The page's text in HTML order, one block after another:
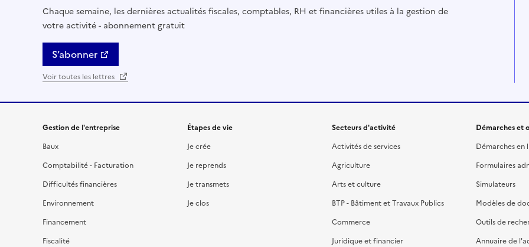
Chaque semaine, les dernières actualités fiscales, comptables, RH et financières utiles à la gestion de
votre activité - abonnement gratuit
S’abonner
Voir toutes les lettres
Gestion de l'entreprise
Baux
Comptabilité - Facturation
Difficultés financières
Environnement
Financement
Fiscalité
Étapes de vie
Je crée
Je reprends
Je transmets
Je clos
Secteurs d'activité
Activités de services
Agriculture
Arts et culture
BTP - Bâtiment et Travaux Publics
Commerce
Juridique et financier
Démarches et
Démarches en
Formulaires
Simulateurs
Modèles de
Outils de
Annuaire de